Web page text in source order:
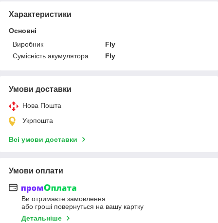
Характеристики
Основні
Виробник
Fly
Сумісність акумулятора
Fly
Умови доставки
Нова Пошта
Укрпошта
Всі умови доставки
Умови оплати
Ви отримаєте замовлення
або гроші повернуться на вашу картку
Детальніше